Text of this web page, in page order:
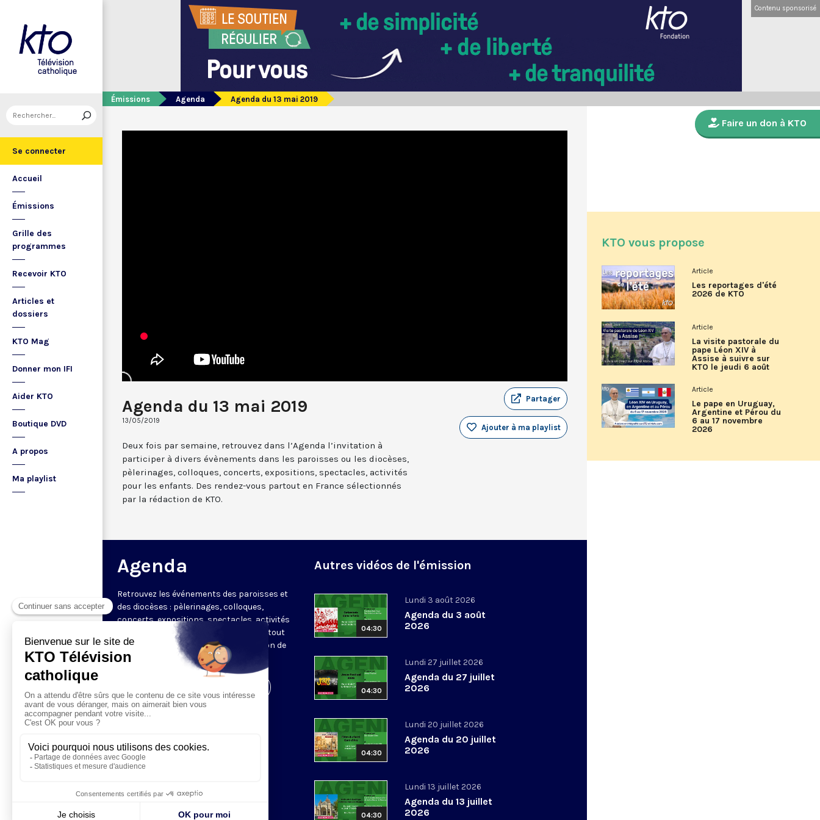
Se connecter
Accueil
Émissions
Grille des
programmes
Recevoir KTO
Articles et
dossiers
KTO Mag
Donner mon IFI
Aider KTO
Boutique DVD
A propos
Ma playlist
Contenu sponsorisé
Émissions Agenda Agenda du 13 mai 2019
Agenda du 13 mai 2019
13/05/2019
Partager
Ajouter à ma playlist
Deux fois par semaine, retrouvez dans l’Agenda l’invitation à
participer à divers évènements dans les paroisses ou les diocèses,
pèlerinages, colloques, concerts, expositions, spectacles, activités
pour les enfants. Des rendez-vous partout en France sélectionnés
par la rédaction de KTO.
Agenda
Retrouvez les événements des paroisses et
des diocèses : pèlerinages, colloques,
concerts, expositions, spectacles, activités
pour les enfants. Des rendez-vous partout
en France sélectionnés par la rédaction de
KTO.
Autres vidéos de l'émission
04:30
Lundi 3 août 2026
Agenda du 3 août
2026
04:30
Lundi 27 juillet 2026
Agenda du 27 juillet
2026
04:30
Lundi 20 juillet 2026
Agenda du 20 juillet
2026
04:30
Lundi 13 juillet 2026
Agenda du 13 juillet
2026
Faire un don à KTO
KTO vous propose
Article
Les reportages d'été
2026 de KTO
Article
La visite pastorale du
pape Léon XIV à
Assise à suivre sur
KTO le jeudi 6 août
Article
Le pape en Uruguay,
Argentine et Pérou du
6 au 17 novembre
2026